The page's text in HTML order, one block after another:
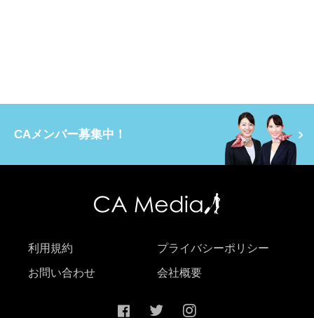
CAメンバー募集中！
利用規約 プライバシーポリシー
お問い合わせ 会社概要